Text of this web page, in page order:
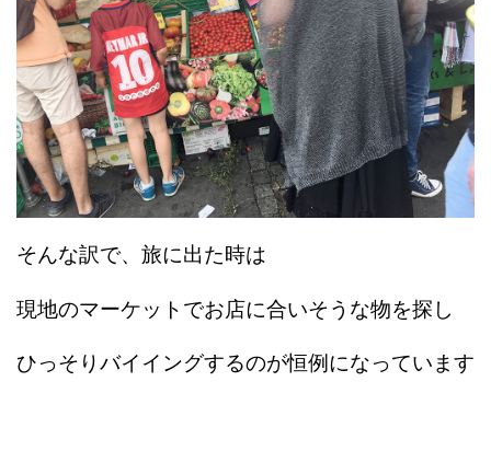
そんな訳で、旅に出た時は
現地のマーケットでお店に合いそうな物を探し
ひっそりバイイングするのが恒例になっています